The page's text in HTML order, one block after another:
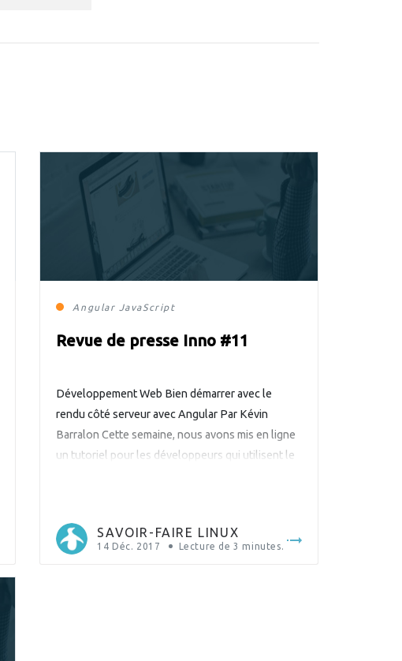
Angular JavaScript
Revue de presse Inno #11
Développement Web Bien démarrer avec le
rendu côté serveur avec Angular Par Kévin
Barralon Cette semaine, nous avons mis en ligne
un tutoriel pour les développeurs qui utilisent le
la mise […]SAVOIR-FAIRE LINUX
14 Déc. 2017 Lecture de 3 minutes.